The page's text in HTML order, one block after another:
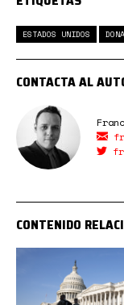
ESTADOS UNIDOS
CONTACTA AL
CONTENIDO